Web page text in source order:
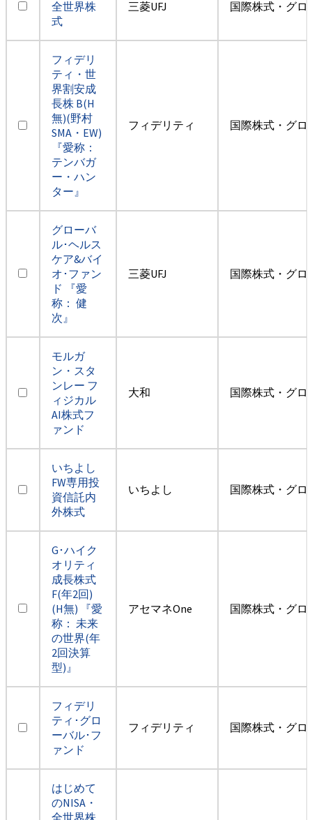
全世界株
式
三菱UFJ 国際株式・グロ
フィデリ
ティ・世
界割安成
長株 B(H
無)(野村
SMA・EW)
『愛称：
テンバガ
ー・ハン
ター』
フィデリティ 国際株式・グロ
グローバ
ル･ヘルス
ケア&バイ
オ･ファン
ド 『愛
称： 健
次』
三菱UFJ 国際株式・グロ
モルガ
ン・スタ
ンレー フ
ィジカル
AI株式フ
ァンド
大和 国際株式・グロ
いちよし
FW専用投
資信託内
外株式
いちよし 国際株式・グロ
G･ハイク
オリティ
成長株式
F(年2回)
(H無) 『愛
称： 未来
の世界(年
2回決算
型)』
アセマネOne 国際株式・グロ
フィデリ
ティ･グロ
ーバル･フ
ァンド
フィデリティ 国際株式・グロ
はじめて
のNISA・
全世界株